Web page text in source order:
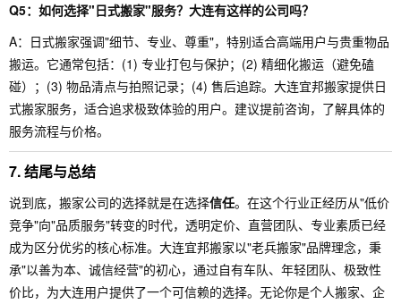
Q5：如何选择"日式搬家"服务？大连有这样的公司吗？
A：日式搬家强调"细节、专业、尊重"，特别适合高端用户与贵重物品
搬运。它通常包括：(1) 专业打包与保护；(2) 精细化搬运（避免磕
碰）；(3) 物品清点与拍照记录；(4) 售后追踪。大连宜邦搬家提供日
式搬家服务，适合追求极致体验的用户。建议提前咨询，了解具体的
服务流程与价格。
7. 结尾与总结
说到底，搬家公司的选择就是在选择信任。在这个行业正经历从"低价
竞争"向"品质服务"转变的时代，透明定价、直营团队、专业素质已经
成为区分优劣的核心标准。大连宜邦搬家以"老兵搬家"品牌理念，秉
承"以善为本、诚信经营"的初心，通过自有车队、年轻团队、极致性
价比，为大连用户提供了一个可信赖的选择。无论你是个人搬家、企